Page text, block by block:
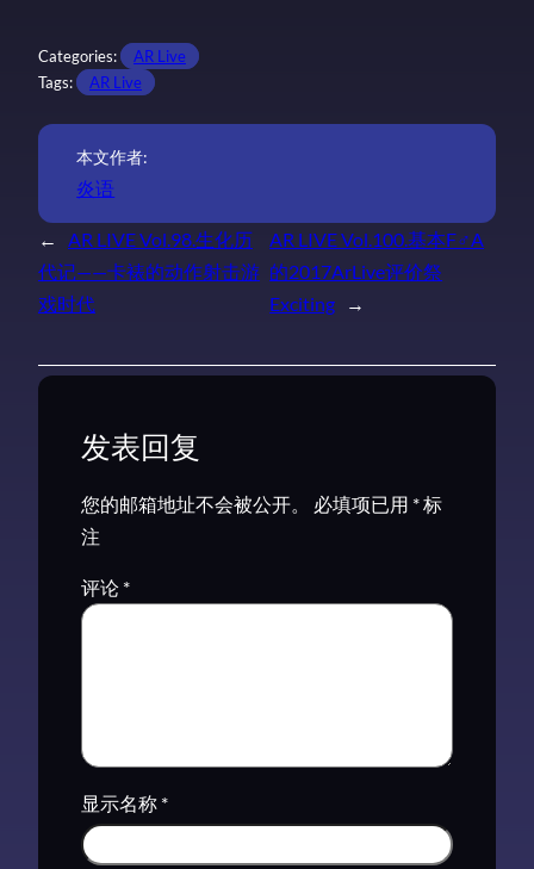
Categories:
AR Live
Tags:
AR Live
本文作者:
炎语
←
AR LIVE Vol.98.生化历
代记——卡裱的动作射击游
戏时代
AR LIVE Vol.100.基本F♂A
的2017ArLive评价祭
Exciting
→
发表回复
您的邮箱地址不会被公开。 必填项已用 *标
注
评论 *
显示名称 *